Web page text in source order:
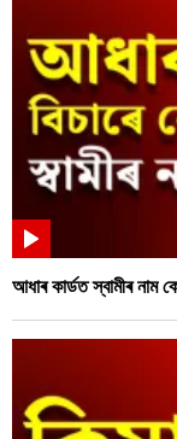
আধাৰ কাৰ্ডত স্বামীৰ নাম